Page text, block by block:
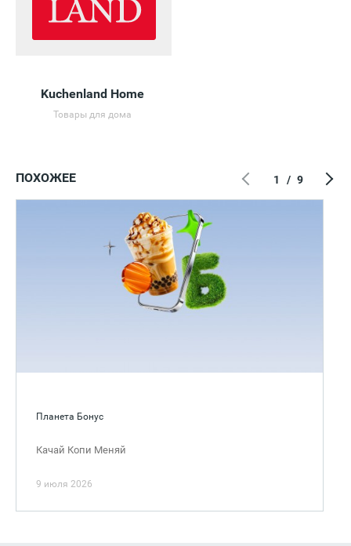
Kuchenland Home
Товары для дома
ПОХОЖЕЕ
Планета Бонус
Качай Копи Меняй
9 июля 2026
1 / 9